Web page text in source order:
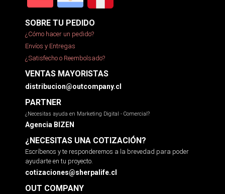
SOBRE TU PEDIDO
¿Cómo hacer un pedido?
Envíos y Entregas
¿Satisfecho o Reembolsado?
VENTAS MAYORISTAS
distribucion@outcompany.cl
PARTNER
¿Necesitas ayuda en Marketing Digital - Comercial?
Agencia BIZEN
¿NECESITAS UNA COTIZACIÓN?
Escríbenos y te responderemos a la brevedad para poder
ayudarte en tu proyecto.
cotizaciones@sherpalife.cl
OUT COMPANY